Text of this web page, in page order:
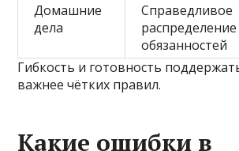
Домашние
дела
Справедливое
распределение
обязанностей
Гибкость и готовность
важнее чётких правил.
Какие ошибки в